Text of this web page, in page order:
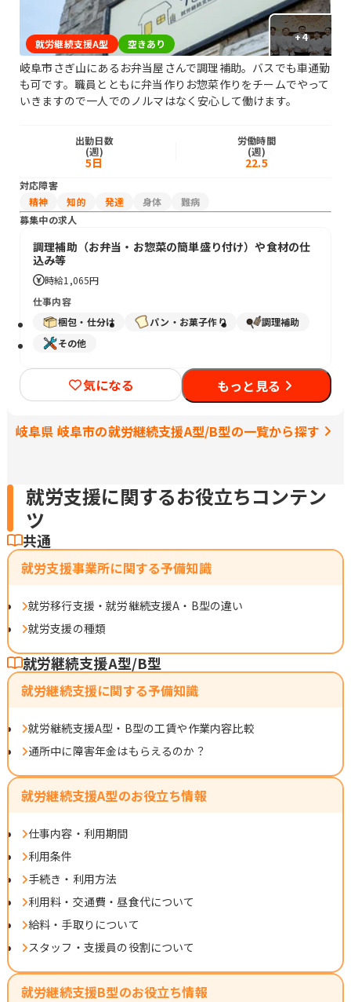
+4
就労継続支援A型 空きあり
岐阜市さぎ山にあるお弁当屋さんで調理補助。バスでも車通勤
も可です。職員とともに弁当作りお惣菜作りをチームでやって
いきますので一人でのノルマはなく安心して働けます。
出勤日数
(週)
5日
労働時間
(週)
22.5
対応障害
精神
知的 発達 身体
難病
募集中の求人
調理補助（お弁当・お惣菜の簡単盛り付け）や食材の仕
込み等
時給1,065円
仕事内容
梱包・仕分け
パン・お菓子作り
調理補助
その他
気になる もっと見る
岐阜県 岐阜市の就労継続支援A型/B型の一覧から探す
就労支援に関するお役立ちコンテン
ツ
共通
就労支援事業所に関する予備知識
就労移行支援・就労継続支援A・B型の違い
就労支援の種類
就労継続支援A型/B型
就労継続支援に関する予備知識
就労継続支援A型・B型の工賃や作業内容比較
通所中に障害年金はもらえるのか？
就労継続支援A型のお役立ち情報
仕事内容・利用期間
利用条件
手続き・利用方法
利用料・交通費・昼食代について
給料・手取りについて
スタッフ・支援員の役割について
就労継続支援B型のお役立ち情報